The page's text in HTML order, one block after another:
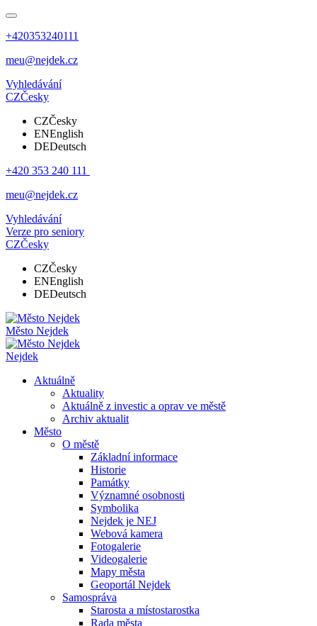
+420353240111
meu@nejdek.cz
Vyhledávání
CZČesky
CZČesky
ENEnglish
DEDeutsch
+420 353 240 111
meu@nejdek.cz
Vyhledávání
Verze pro seniory
CZČesky
CZČesky
ENEnglish
DEDeutsch
Město Nejdek
Nejdek
Aktuálně
Aktuality
Aktuálně z investic a oprav ve městě
Archiv aktualit
Město
O městě
Základní informace
Historie
Památky
Významné osobnosti
Symbolika
Nejdek je NEJ
Webová kamera
Fotogalerie
Videogalerie
Mapy města
Geoportál Nejdek
Samospráva
Starosta a místostarostka
Rada města